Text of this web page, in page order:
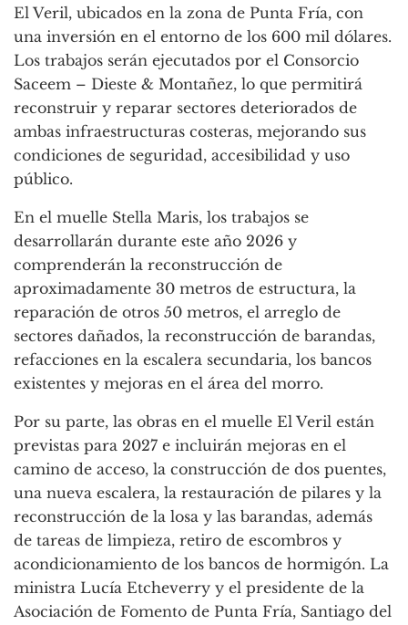
El Veril, ubicados en la zona de Punta Fría, con
una inversión en el entorno de los 600 mil dólares.
Los trabajos serán ejecutados por el Consorcio
Saceem – Dieste & Montañez, lo que permitirá
reconstruir y reparar sectores deteriorados de
ambas infraestructuras costeras, mejorando sus
condiciones de seguridad, accesibilidad y uso
público.
En el muelle Stella Maris, los trabajos se
desarrollarán durante este año 2026 y
comprenderán la reconstrucción de
aproximadamente 30 metros de estructura, la
reparación de otros 50 metros, el arreglo de
sectores dañados, la reconstrucción de barandas,
refacciones en la escalera secundaria, los bancos
existentes y mejoras en el área del morro.
Por su parte, las obras en el muelle El Veril están
previstas para 2027 e incluirán mejoras en el
camino de acceso, la construcción de dos puentes,
una nueva escalera, la restauración de pilares y la
reconstrucción de la losa y las barandas, además
de tareas de limpieza, retiro de escombros y
acondicionamiento de los bancos de hormigón. La
ministra Lucía Etcheverry y el presidente de la
Asociación de Fomento de Punta Fría, Santiago del